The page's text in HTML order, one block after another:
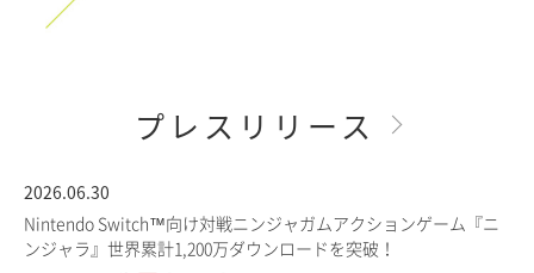
プレスリリース
2026.06.30
Nintendo Switch™向け対戦ニンジャガムアクションゲーム『ニ
ンジャラ』世界累計1,200万ダウンロードを突破！